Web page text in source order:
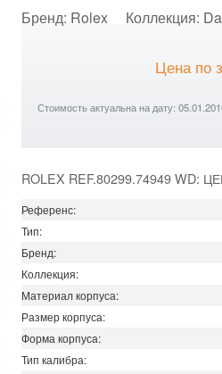
Бренд: Rolex Коллекция:
Цена по
Стоимость актуальна на дату:
ROLEX REF.80299.74949 WD:
Референс:
Тип:
Бренд:
Коллекция:
Материал корпуса:
Размер корпуса:
Форма корпуса:
Тип калибра: